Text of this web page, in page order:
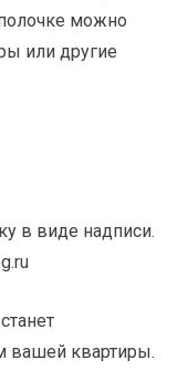
можно
или другие
в виде надписи.
вашей квартиры.